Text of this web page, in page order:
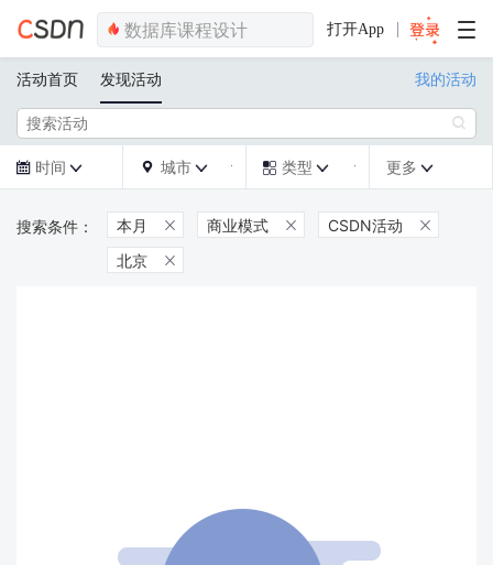
打开App
活动首页 发现活动 我的活动

 时间   城市   类型  更多 
本月  商业模式  CSDN活动 
北京 